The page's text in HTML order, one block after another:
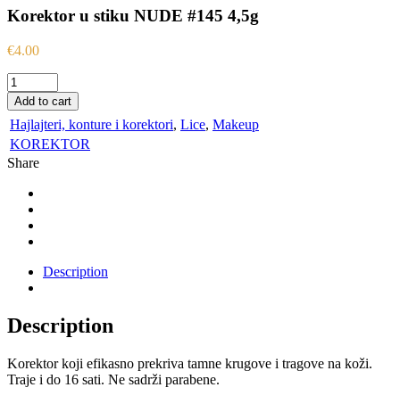
Korektor u stiku NUDE #145 4,5g
€4.00
Korektor
u
stiku
NUDE
#145
4,5g
Add to cart
Hajlajteri, konture i korektori, Lice, Makeup
KOREKTOR
Share
Description
Description
Korektor koji efikasno prekriva tamne krugove i tragove na koži.
Traje i do 16 sati. Ne sadrži parabene.